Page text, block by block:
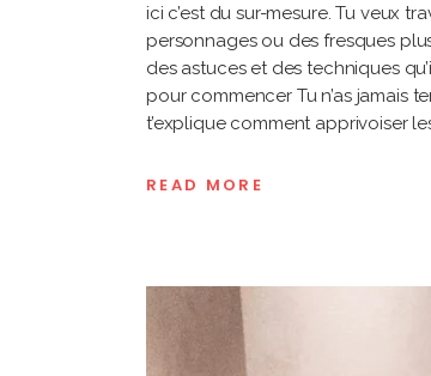
ici c’est du sur-mesure. Tu veux
personnages ou des fresques
des astuces et des techniques
pour commencer Tu n’as jamais
t’explique comment apprivoiser
READ MORE